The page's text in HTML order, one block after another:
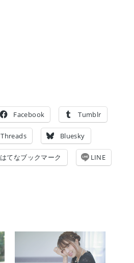
Facebook Tumblr
Threads Bluesky
はてなブックマーク LINE